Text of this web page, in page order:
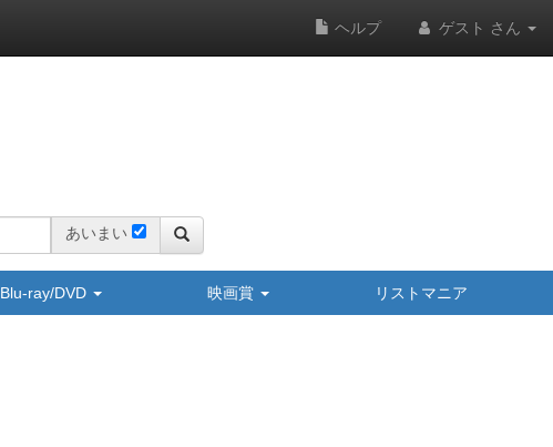
ヘルプ ゲスト さん
あいまい
Blu-ray/DVD 映画賞 リストマニア